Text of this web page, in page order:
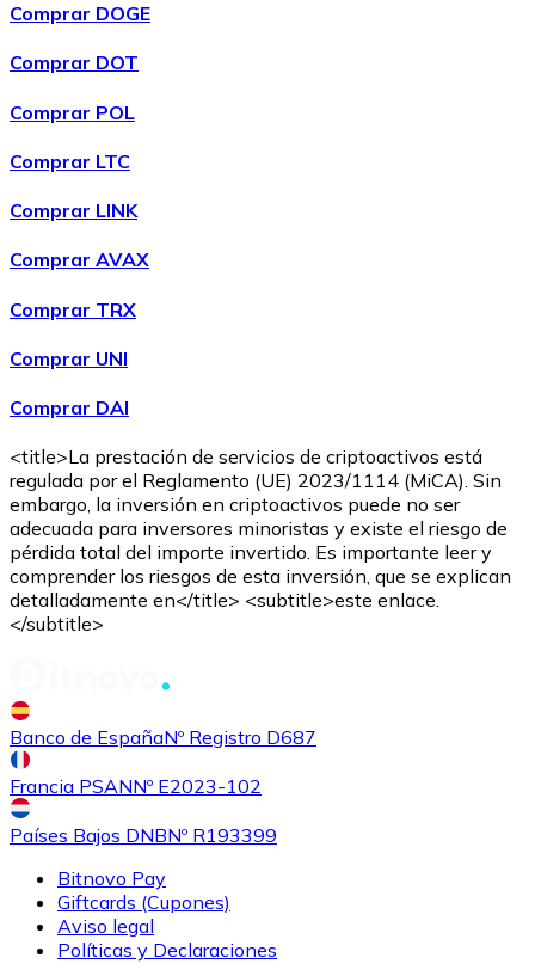
XRP
Transferencia SEPA
Añade fondos a tu cuenta Bitnovo o realiza compras
Comprar con Transferencia
Tarjeta de crédito / débito
Utiliza tarjetas Visa y Mastercard para comprar
Comprar con tarjeta
Tienda - Tarjetas regalo
Comprar DOGE
Comprar DOT
Comprar POL
Comprar LTC
Comprar LINK
Comprar AVAX
Comprar TRX
Comprar UNI
Comprar DAI
<title>La prestación de servicios de criptoactivos está
regulada por el Reglamento (UE) 2023/1114 (MiCA). Sin
embargo, la inversión en criptoactivos puede no ser
adecuada para inversores minoristas y existe el riesgo de
pérdida total del importe invertido. Es importante leer y
comprender los riesgos de esta inversión, que se explican
detalladamente en</title> <subtitle>este enlace.
</subtitle>
Banco de EspañaNº Registro D687
Francia PSANNº E2023-102
Países Bajos DNBNº R193399
Bitnovo Pay
Giftcards (Cupones)
Aviso legal
Políticas y Declaraciones